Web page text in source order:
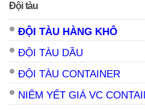
Đội tàu
ĐỘI TÀU HÀNG KHÔ
ĐỘI TÀU DẦU
ĐỘI TÀU CONTAINER
NIÊM YẾT GIÁ VC